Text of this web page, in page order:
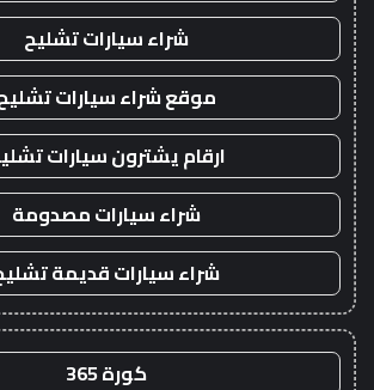
شراء سيارات تشليح
موقع شراء سيارات
ارقام يشترون سيارات
شراء سيارات مصدومة
شراء سيارات قديمة
كورة 365